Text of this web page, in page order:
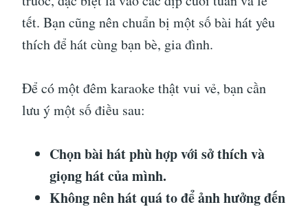
tết. Bạn cũng nên chuẩn bị một số bài hát yêu
thích để hát cùng bạn bè, gia đình.
Để có một đêm karaoke thật vui vẻ, bạn cần
lưu ý một số điều sau:
Chọn bài hát phù hợp với sở thích và
giọng hát của mình.
Không nên hát quá to để ảnh hưởng đến